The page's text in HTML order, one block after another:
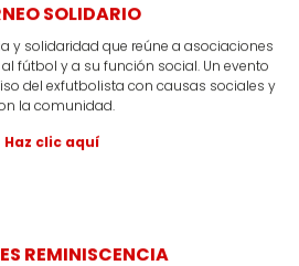
SOLIDARIO
y solidaridad que reúne a asociaciones
fútbol y a su función social. Un evento
del exfutbolista con causas sociales y
la comunidad.
Haz clic aquí
REMINISCENCIA